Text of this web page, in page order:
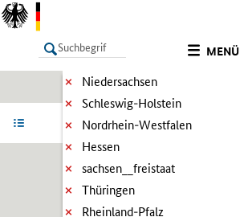
MENÜ
LISTE
Niedersachsen
Schleswig-Holstein
Nordrhein-Westfalen
Hessen
sachsen__freistaat
Thüringen
Rheinland-Pfalz